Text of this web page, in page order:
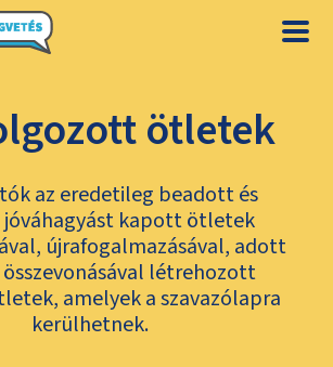
ötletek
az eredetileg beadott és
jóváhagyást kapott ötletek
újrafogalmazásával, adott
létrehozott
amelyek a szavazólapra
kerülhetnek.